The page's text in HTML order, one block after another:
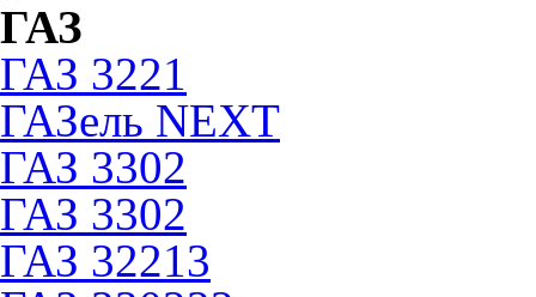
ГАЗ
ГАЗ 3221
ГАЗель NEXT
ГАЗ 3302
ГАЗ 3302
ГАЗ 32213